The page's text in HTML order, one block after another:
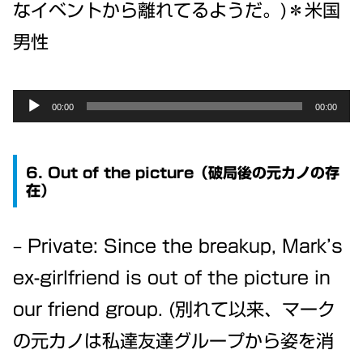
なイベントから離れてるようだ。)＊米国
男性
Audio
00:00 00:00
6. Out of the picture（破局後の元カノの存
在）
– Private: Since the breakup, Mark’s
ex-girlfriend is out of the picture in
our friend group. (別れて以来、マーク
の元カノは私達友達グループから姿を消